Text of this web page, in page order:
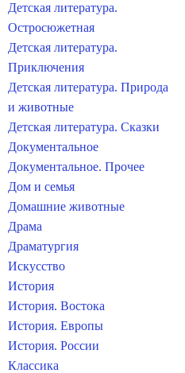
Детская литература.
Остросюжетная
Детская литература.
Приключения
Детская литература. Природа
и животные
Детская литература. Сказки
Документальное
Документальное. Прочее
Дом и семья
Домашние животные
Драма
Драматургия
Искусство
История
История. Востока
История. Европы
История. России
Классика